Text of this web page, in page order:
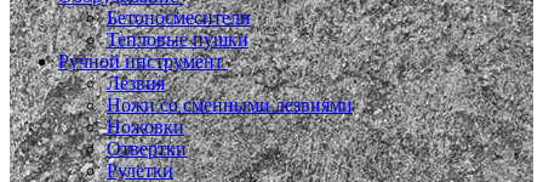
Бетоносмесители
Тепловые пушки
Ручной инструмент
Лезвия
Ножи со сменными лезвиями
Ножовки
Отвертки
Рулетки